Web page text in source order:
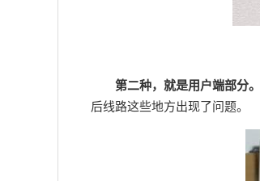
第二种，就是用户端部分。
后线路这些地方出现了问题。